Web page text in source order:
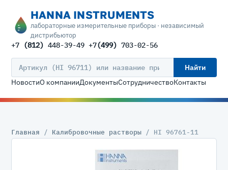
HANNA INSTRUMENTS
лабораторные измерительные приборы · независимый
дистрибьютор
+7 (812) 448-39-49 +7(499) 703-02-56
Найти
НовостиО компанииДокументыСотрудничествоКонтакты
Главная / Калибровочные растворы / HI 96761-11